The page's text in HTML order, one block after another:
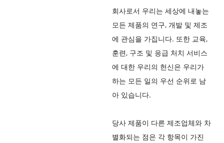
회사로서 우리는 세상에 내놓는
모든 제품의 연구, 개발 및 제조
에 관심을 가집니다. 또한 교육,
훈련, 구조 및 응급 처치 서비스
에 대한 우리의 헌신은 우리가
하는 모든 일의 우선 순위로 남
아 있습니다.
당사 제품이 다른 제조업체와 차
별화되는 점은 각 항목이 가진